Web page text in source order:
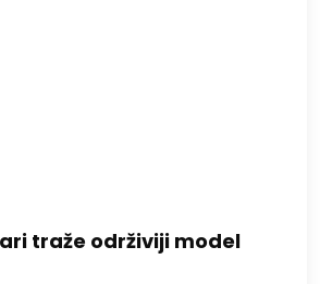
traže održiviji model